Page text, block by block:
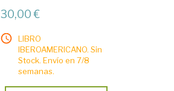
30,00 €
LIBRO
IBEROAMERICANO. Sin
Stock. Envío en 7/8
semanas.